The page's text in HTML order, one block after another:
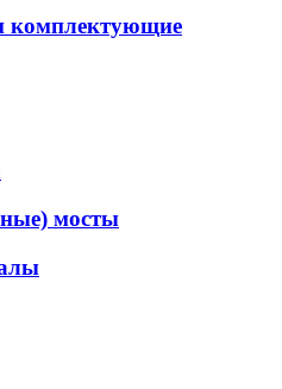
комплектующие
мосты